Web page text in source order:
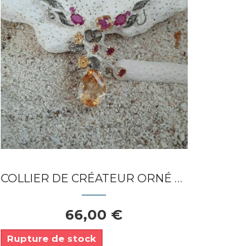
Dans mon panier
APERÇU RAPIDE
COLLIER DE CRÉATEUR ORNÉ D'UNE CITRINE, DE...
66,00 €
Rupture de stock